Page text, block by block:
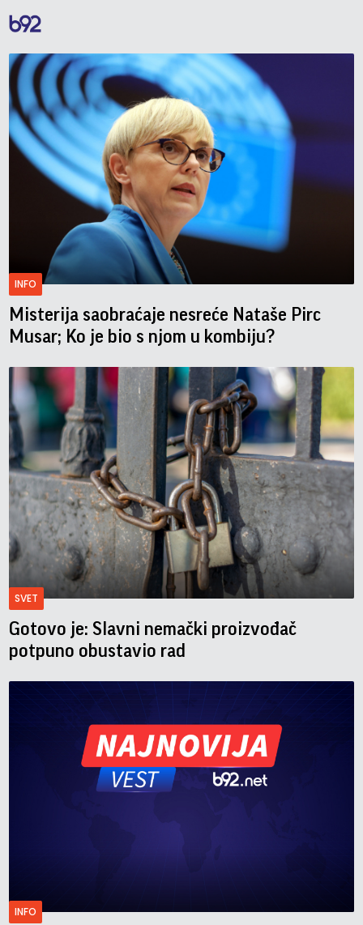
INFO
Misterija saobraćaje nesreće Nataše Pirc
Musar; Ko je bio s njom u kombiju?
SVET
Gotovo je: Slavni nemački proizvođač
potpuno obustavio rad
INFO